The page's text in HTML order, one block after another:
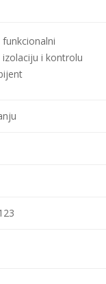
i kontrolu